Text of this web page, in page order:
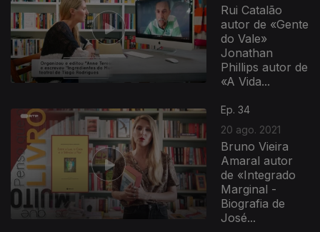
Rui Catalão
autor de «Gente
do Vale»
Jonathan
Phillips autor de
«A Vida...
Ep. 34
20 ago. 2021
Bruno Vieira
Amaral autor
de «Integrado
Marginal -
Biografia de
José...